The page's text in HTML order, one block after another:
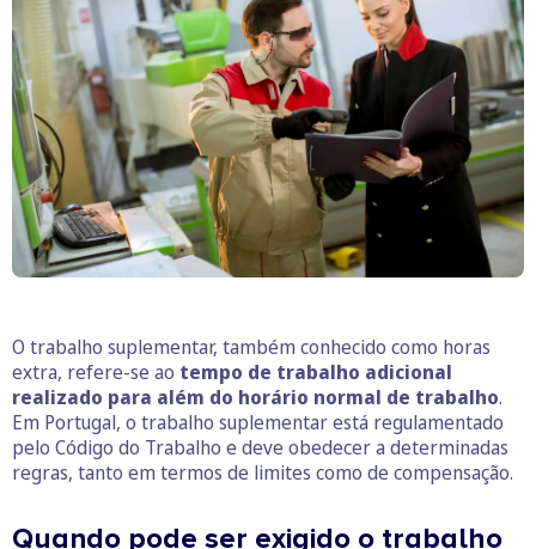
O trabalho suplementar, também conhecido como horas
extra, refere-se ao tempo de trabalho adicional
realizado para além do horário normal de trabalho.
Em Portugal, o trabalho suplementar está regulamentado
pelo Código do Trabalho e deve obedecer a determinadas
regras, tanto em termos de limites como de compensação.
Quando pode ser exigido o trabalho